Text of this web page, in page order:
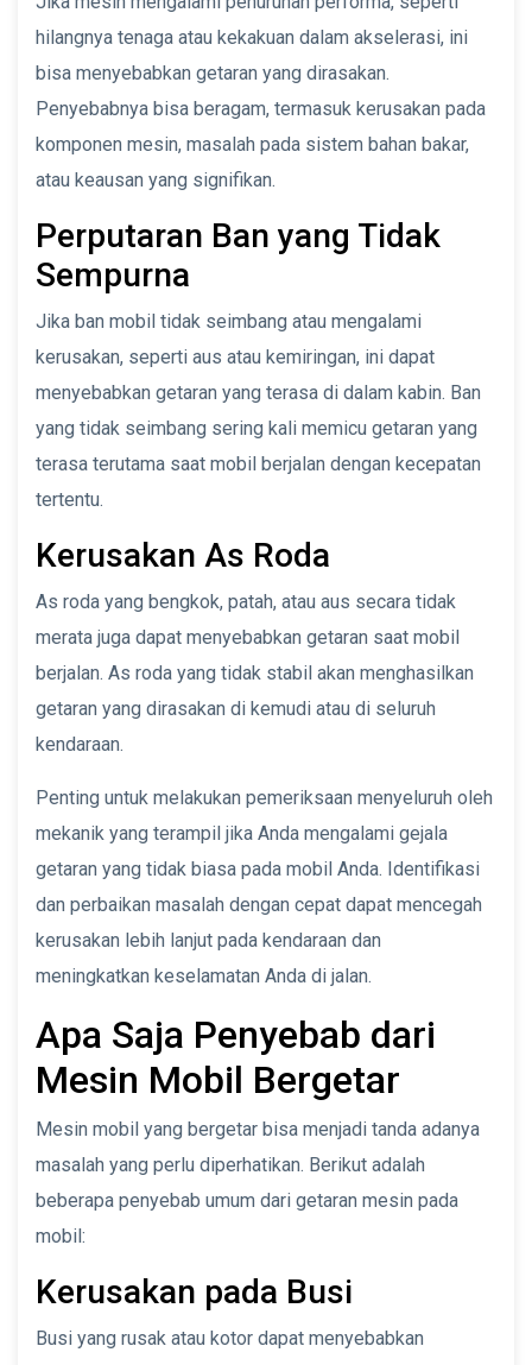
hilangnya tenaga atau kekakuan dalam akselerasi, ini
bisa menyebabkan getaran yang dirasakan.
Penyebabnya bisa beragam, termasuk kerusakan pada
komponen mesin, masalah pada sistem bahan bakar,
atau keausan yang signifikan.
Perputaran Ban yang Tidak
Sempurna
Jika ban mobil tidak seimbang atau mengalami
kerusakan, seperti aus atau kemiringan, ini dapat
menyebabkan getaran yang terasa di dalam kabin. Ban
yang tidak seimbang sering kali memicu getaran yang
terasa terutama saat mobil berjalan dengan kecepatan
tertentu.
Kerusakan As Roda
As roda yang bengkok, patah, atau aus secara tidak
merata juga dapat menyebabkan getaran saat mobil
berjalan. As roda yang tidak stabil akan menghasilkan
getaran yang dirasakan di kemudi atau di seluruh
kendaraan.
Penting untuk melakukan pemeriksaan menyeluruh oleh
mekanik yang terampil jika Anda mengalami gejala
getaran yang tidak biasa pada mobil Anda. Identifikasi
dan perbaikan masalah dengan cepat dapat mencegah
kerusakan lebih lanjut pada kendaraan dan
meningkatkan keselamatan Anda di jalan.
Apa Saja Penyebab dari
Mesin Mobil Bergetar
Mesin mobil yang bergetar bisa menjadi tanda adanya
masalah yang perlu diperhatikan. Berikut adalah
beberapa penyebab umum dari getaran mesin pada
mobil:
Kerusakan pada Busi
Busi yang rusak atau kotor dapat menyebabkan